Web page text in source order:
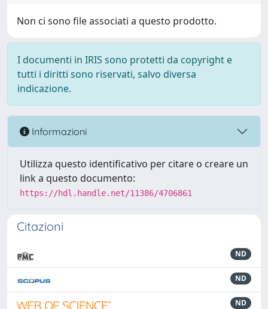
Non ci sono file associati a questo prodotto.
I documenti in IRIS sono protetti da copyright e
tutti i diritti sono riservati, salvo diversa
indicazione.
Informazioni
Utilizza questo identificativo per citare o creare un
link a questo documento:
https://hdl.handle.net/11386/4706861
Citazioni
ND
ND
ND